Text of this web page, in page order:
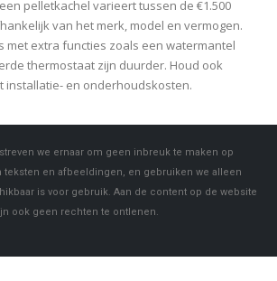
pelletkachel varieert tussen de €1.500
van het merk, model en vermogen.
met extra functies zoals een watermantel
thermostaat zijn duurder. Houd ook
installatie- en onderhoudskosten.
we ernaar om geen inbreuk te maken op
teksten en afbeeldingen, en gebruiken we alleen
is voor gebruik. Aan de content op de website
ook geen rechten te ontlenen.